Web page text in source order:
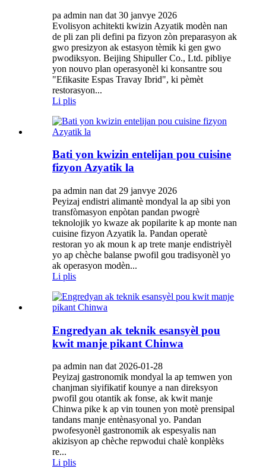
pa admin nan dat 30 janvye 2026
Evolisyon achitekti kwizin Azyatik modèn nan
de pli zan pli defini pa fizyon zòn preparasyon ak
gwo presizyon ak estasyon tèmik ki gen gwo
pwodiksyon. Beijing Shipuller Co., Ltd. pibliye
yon nouvo plan operasyonèl ki konsantre sou
"Efikasite Espas Travay Ibrid", ki pèmèt
restorasyon...
Li plis
Bati yon kwizin entelijan pou cuisine
fizyon Azyatik la
pa admin nan dat 29 janvye 2026
Peyizaj endistri alimantè mondyal la ap sibi yon
transfòmasyon enpòtan pandan pwogrè
teknolojik yo kwaze ak popilarite k ap monte nan
cuisine fizyon Azyatik la. Pandan operatè
restoran yo ak moun k ap trete manje endistriyèl
yo ap chèche balanse pwofil gou tradisyonèl yo
ak operasyon modèn...
Li plis
Engredyan ak teknik esansyèl pou
kwit manje pikant Chinwa
pa admin nan dat 2026-01-28
Peyizaj gastronomik mondyal la ap temwen yon
chanjman siyifikatif kounye a nan direksyon
pwofil gou otantik ak fonse, ak kwit manje
Chinwa pike k ap vin tounen yon motè prensipal
tandans manje entènasyonal yo. Pandan
pwofesyonèl gastronomik ak espesyalis nan
akizisyon ap chèche repwodui chalè konplèks
re...
Li plis